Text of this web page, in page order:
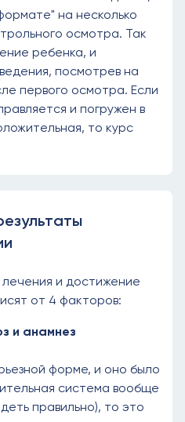
на несколько
осмотра. Так
ребенка, и
посмотрев на
первого осмотра. Если
и погружен в
то курс
и достижение
от 4 факторов:
и анамнез
форме, и оно было
система вообще
правильно), то это